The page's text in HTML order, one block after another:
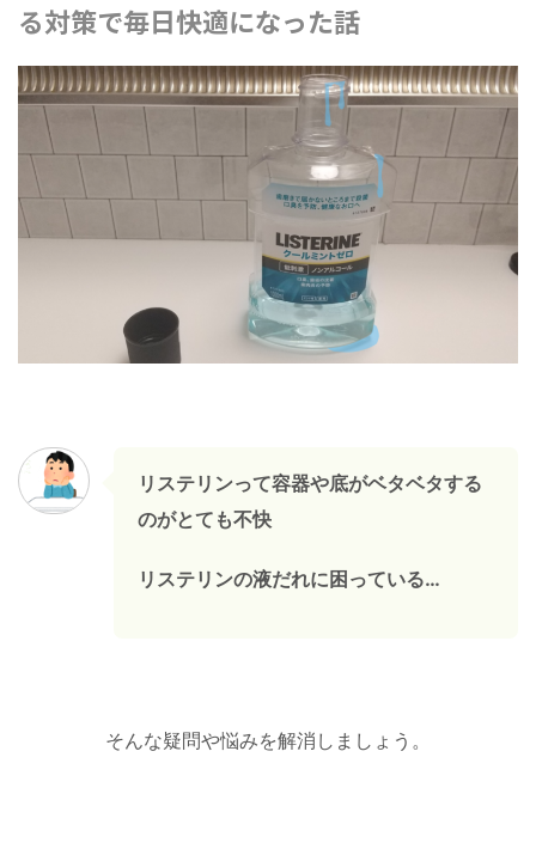
る対策で毎日快適になった話
リステリンって容器や底がベタベタする
のがとても不快
リステリンの液だれに困っている…
そんな疑問や悩みを解消しましょう 。